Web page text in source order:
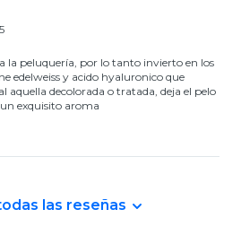
la peluquería, por lo tanto invierto en los
edelweiss y acido hyaluronico que
aquella decolorada o tratada, deja el pelo
exquisito aroma
las reseñas